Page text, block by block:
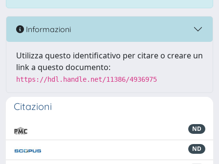
Informazioni
Utilizza questo identificativo per citare o creare un
link a questo documento:
https://hdl.handle.net/11386/4936975
Citazioni
ND
ND